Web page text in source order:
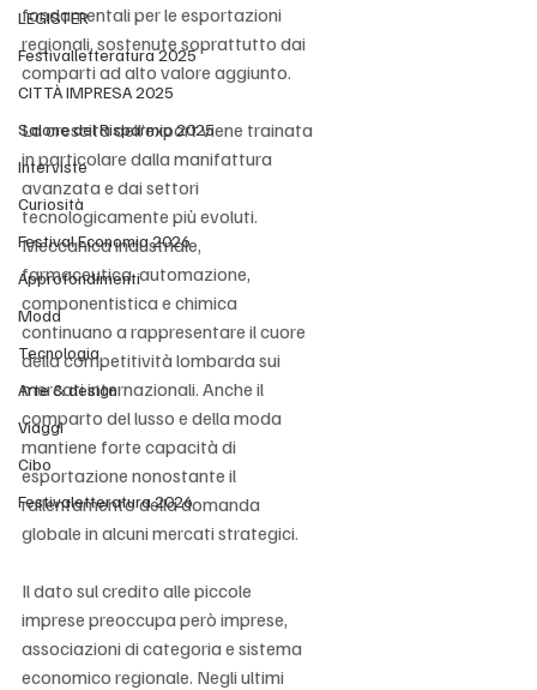
LEGISTER
Festivalletteratura 2025
CITTÀ IMPRESA 2025
Salone del Risparmio 2025
Interviste
Curiosità
Festival Economia 2026
Approfondimenti
Moda
Tecnologia
Arte & design
Viaggi
Cibo
Festivaletteratura 2026
fondamentali per le esportazioni
regionali, sostenute soprattutto dai
comparti ad alto valore aggiunto.
La crescita dell’export viene trainata
in particolare dalla manifattura
avanzata e dai settori
tecnologicamente più evoluti.
Meccanica industriale,
farmaceutica, automazione,
componentistica e chimica
continuano a rappresentare il cuore
della competitività lombarda sui
mercati internazionali. Anche il
comparto del lusso e della moda
mantiene forte capacità di
esportazione nonostante il
rallentamento della domanda
globale in alcuni mercati strategici.
Il dato sul credito alle piccole
imprese preoccupa però imprese,
associazioni di categoria e sistema
economico regionale. Negli ultimi